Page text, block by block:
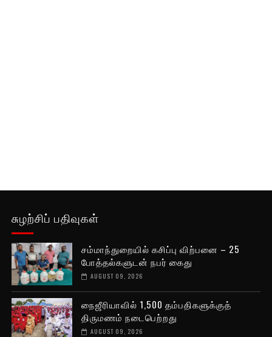
சுழற்சிப் பதிவுகள்
சம்மாந்துறையில் கசிப்பு விற்பனை – 25
போத்தல்களுடன் நபர் கைது
AUGUST 09, 2026
நைஜீரியாவில் 1,500 தம்பதிகளுக்குத்
திருமணம் நடைபெற்றது
AUGUST 09, 2026